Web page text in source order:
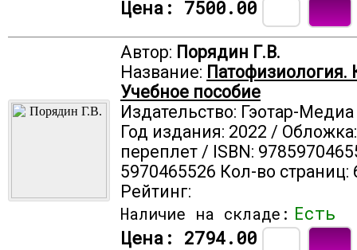
Цена: 7500.00
Автор: Порядин Г.В.
Название: Патофизиология.
Учебное пособие
Издательство: Гэотар-Медиа
Год издания: 2022 /
переплет / ISBN:
5970465526 Кол-во страниц:
Рейтинг:
Наличие на складе: Есть
Цена: 2794.00